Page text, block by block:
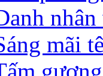
nhân
mãi